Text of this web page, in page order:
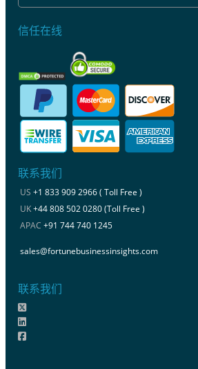
信任在线
联系我们
US +1 833 909 2966 ( Toll Free )
UK+44 808 502 0280 (Toll Free )
APAC +91 744 740 1245
sales@fortunebusinessinsights.com
联系我们